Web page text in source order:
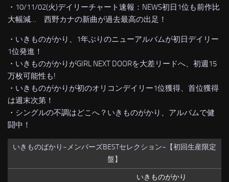
・ 10/11/02(火)デイリーチャート速報：NEWS初日1位も前作比
大幅減… 西野カナの新曲が過去最高の出足！
・ いきものがかり、1年ぶりのニューアルバムが初日デイリー
1位発進！
・ いきものがかりがGIRL NEXT DOORを大差リードへ、初週15
万枚可能性も!
・ いきものがかりが初のオリコンデイリー1位獲得、首位獲得
は週末次第！
・ シングルの不調はどこへ？いきものがかり、アルバムで健
闘中！
いきものばかり~メンバーズBESTセレクション~【初回生産限定
盤】
いきものがかり